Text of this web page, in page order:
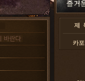
제
카